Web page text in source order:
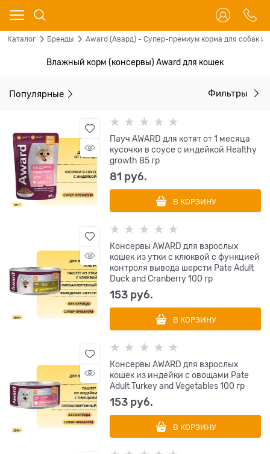
Каталог Бренды Award (Авард) - Супер-премиум корма для собак и
Влажный корм (консервы) Award для кошек
Популярные Фильтры
Пауч AWARD для котят от 1 месяца
кусочки в соусе с индейкой Healthy
growth 85 гр
81 руб.
В КОРЗИНУ
Консервы AWARD для взрослых
кошек из утки с клюквой с функцией
контроля вывода шерсти Pate Adult
Duck and Cranberry 100 гр
153 руб.
В КОРЗИНУ
Консервы AWARD для взрослых
кошек из индейки с овощами Pate
Adult Turkey and Vegetables 100 гр
153 руб.
В КОРЗИНУ